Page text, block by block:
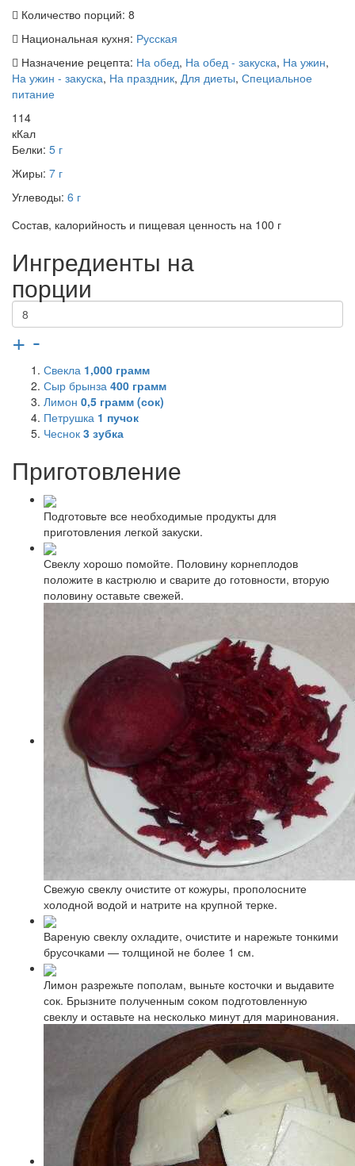
Количество порций: 8
Национальная кухня: Русская
Назначение рецепта: На обед, На обед - закуска, На ужин,
На ужин - закуска, На праздник, Для диеты, Специальное
питание
114
кКал
Белки: 5 г
Жиры: 7 г
Углеводы: 6 г
Состав, калорийность и пищевая ценность на 100 г
Ингредиенты на
порции
+ -
Свекла 1,000 грамм
Сыр брынза 400 грамм
Лимон 0,5 грамм (сок)
Петрушка 1 пучок
Чеснок 3 зубка
Приготовление
Подготовьте все необходимые продукты для
приготовления легкой закуски.
Свеклу хорошо помойте. Половину корнеплодов
положите в кастрюлю и сварите до готовности, вторую
половину оставьте свежей.
Свежую свеклу очистите от кожуры, прополосните
холодной водой и натрите на крупной терке.
Вареную свеклу охладите, очистите и нарежьте тонкими
брусочками — толщиной не более 1 см.
Лимон разрежьте пополам, выньте косточки и выдавите
сок. Брызните полученным соком подготовленную
свеклу и оставьте на несколько минут для маринования.